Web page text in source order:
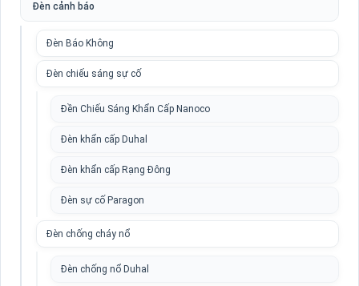
Đèn cảnh báo
Đèn Báo Không
Đèn chiếu sáng sự cố
Đền Chiếu Sáng Khẩn Cấp Nanoco
Đèn khẩn cấp Duhal
Đèn khẩn cấp Rạng Đông
Đèn sự cố Paragon
Đèn chống cháy nổ
Đèn chống nổ Duhal